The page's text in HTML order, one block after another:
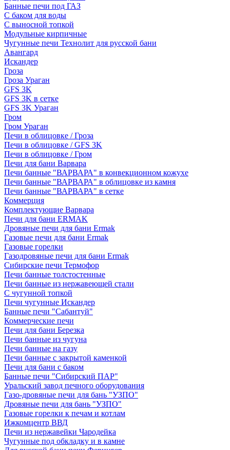
Банные печи под ГАЗ
С баком для воды
С выносной топкой
Модульные кирпичные
Чугунные печи Технолит для русской бани
Авангард
Искандер
Гроза
Гроза Ураган
GFS 3K
GFS 3K в сетке
GFS 3K Ураган
Гром
Гром Ураган
Печи в облицовке / Гроза
Печи в облицовке / GFS 3K
Печи в облицовке / Гром
Печи для бани Варвара
Печи банные "ВАРВАРА" в конвекционном кожухе
Печи банные "ВАРВАРА" в облицовке из камня
Печи банные "ВАРВАРА" в сетке
Коммерция
Комплектующие Варвара
Печи для бани ERMAK
Дровяные печи для бани Ermak
Газовые печи для бани Ermak
Газовые горелки
Газодровяные печи для бани Ermak
Сибирские печи Термофор
Печи банные толстостенные
Печи банные из нержавеющей стали
С чугунной топкой
Печи чугунные Искандер
Банные печи "Сабантуй"
Коммерческие печи
Печи для бани Березка
Печи банные из чугуна
Печи банные на газу
Печи банные с закрытой каменкой
Печи для бани с баком
Банные печи "Сибирский ПАР"
Уральский завод печного оборудования
Газо-дровяные печи для бань "УЗПО"
Дровяные печи для бань "УЗПО"
Газовые горелки к печам и котлам
Ижкомцентр ВВД
Печи из нержавейки Чародейка
Чугунные под обкладку и в камне